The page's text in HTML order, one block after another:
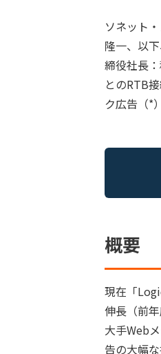
ソネット
隆一、以
締役社長
とのRTB
ク広告（*
概要
現在「
伸長（前
大手Web
告の大幅